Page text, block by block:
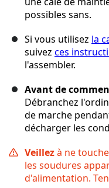
possibles sans.
Si vous utilisez la
suivez ces
l'assembler.
Avant de
Débranchez
de marche
décharger les
Veillezà ne
les soudures
d'alimentation.